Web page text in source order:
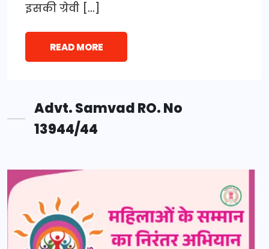
इसकी ग्रेवी […]
READ MORE
Advt. Samvad RO. No
13944/44